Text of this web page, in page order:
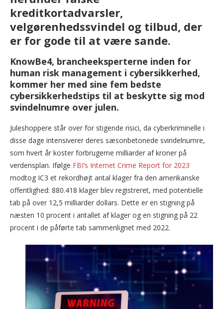
kreditkortadvarsler,
velgørenhedssvindel og tilbud, der
er for gode til at være sande.
KnowBe4, brancheeksperterne inden for
human risk management i cybersikkerhed,
kommer her med sine fem bedste
cybersikkerhedstips til at beskytte sig mod
svindelnumre over julen.
Juleshoppere står over for stigende risici, da cyberkriminelle i
disse dage intensiverer deres sæsonbetonede svindelnumre,
som hvert år koster forbrugerne milliarder af kroner på
verdensplan. Ifølge FBI’s Internet Crime Report for 2023
modtog IC3 et rekordhøjt antal klager fra den amerikanske
offentlighed: 880.418 klager blev registreret, med potentielle
tab på over 12,5 milliarder dollars. Dette er en stigning på
næsten 10 procent i antallet af klager og en stigning på 22
procent i de påførte tab sammenlignet med 2022.